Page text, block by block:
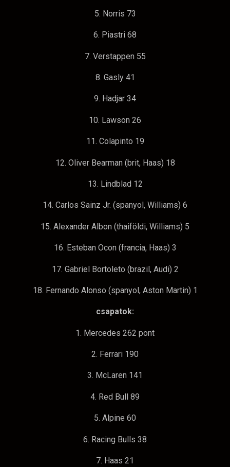
5. Norris 73
6. Piastri 68
7. Verstappen 55
8. Gasly 41
9. Hadjar 34
10. Lawson 26
11. Colapinto 19
12. Oliver Bearman (brit, Haas) 18
13. Lindblad 12
14. Carlos Sainz Jr. (spanyol, Williams) 6
15. Alexander Albon (thaiföldi, Williams) 5
16. Esteban Ocon (francia, Haas) 3
17. Gabriel Bortoleto (brazil, Audi) 2
18. Fernando Alonso (spanyol, Aston Martin) 1
csapatok:
1. Mercedes 262 pont
2. Ferrari 190
3. McLaren 141
4. Red Bull 89
5. Alpine 60
6. Racing Bulls 38
7. Haas 21